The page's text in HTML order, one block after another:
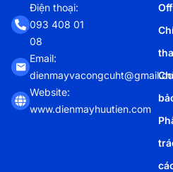
Điện thoại:
093 408 01
08
Email:
Website:
www.dienmayhuutien.com